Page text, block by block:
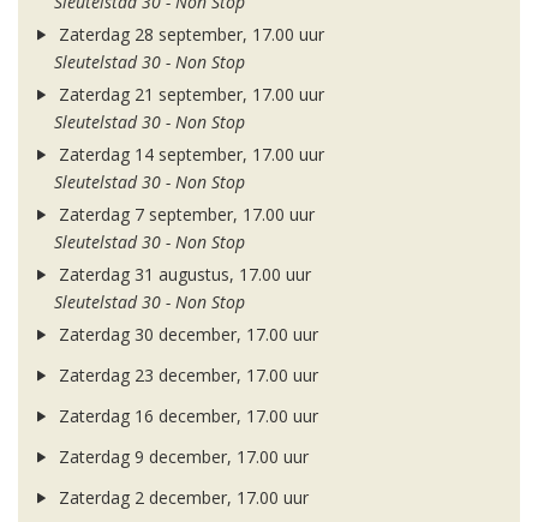
Zaterdag 28 september, 17.00 uur
Sleutelstad 30 - Non Stop
Zaterdag 21 september, 17.00 uur
Sleutelstad 30 - Non Stop
Zaterdag 14 september, 17.00 uur
Sleutelstad 30 - Non Stop
Zaterdag 7 september, 17.00 uur
Sleutelstad 30 - Non Stop
Zaterdag 31 augustus, 17.00 uur
Sleutelstad 30 - Non Stop
Zaterdag 30 december, 17.00 uur
Zaterdag 23 december, 17.00 uur
Zaterdag 16 december, 17.00 uur
Zaterdag 9 december, 17.00 uur
Zaterdag 2 december, 17.00 uur